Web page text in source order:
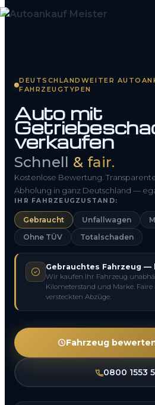
So funktioniert’s
Kontakt
FAQ
0800 1553
Kostenlos
DEUTSCHLANDWEITER
FAHRZEUGTYPEN
Auto mit
verkaufen
Schnell & fair.
Kostenlose Bewertung.
Abholung in ganz Deutschland —
IHR FAHRZEUGZUSTAND:
Gebraucht Unfallwagen
Ohne TÜV
Totalschaden
Gebrauchtes Fahrzeug —
Wir kaufen Ihr Fahrzeug
Kilometerstand und Marke.
versteckten Abzüge.
Fahrzeug
0800 1553